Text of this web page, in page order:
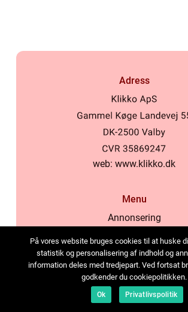
Adress
web: www.klikko.dk
Menu
Annonsering
Cookies
Kontakta oss
Sitemap
På vores website bruges cookies til at huske
statistik og personalisering af indhold og
information deles med tredjepart. Ved fortsat
godkender du cookiepolitikken.
Ok Privatlivspolitik